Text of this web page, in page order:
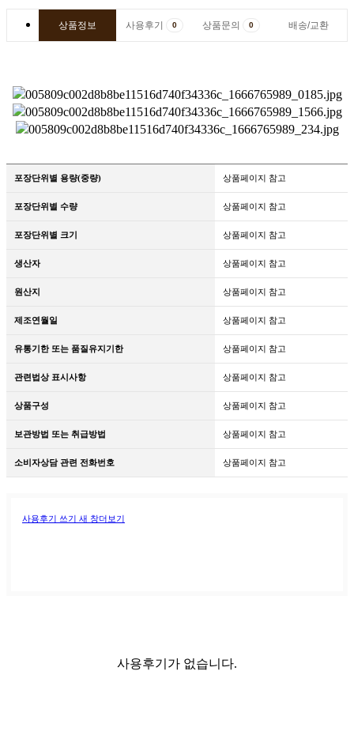
상품정보 사용후기 0 상품문의 0 배송/교환
포장단위별 용량(중량) 상품페이지 참고
포장단위별 수량 상품페이지 참고
포장단위별 크기 상품페이지 참고
생산자 상품페이지 참고
원산지 상품페이지 참고
제조연월일 상품페이지 참고
유통기한 또는 품질유지기한 상품페이지 참고
관련법상 표시사항 상품페이지 참고
상품구성 상품페이지 참고
보관방법 또는 취급방법 상품페이지 참고
소비자상담 관련 전화번호 상품페이지 참고
사용후기 쓰기 새 창더보기
사용후기가 없습니다.